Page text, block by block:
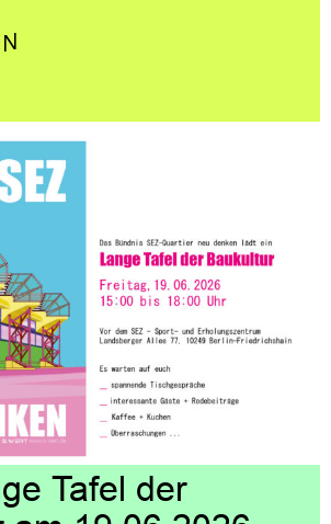
Tafel der